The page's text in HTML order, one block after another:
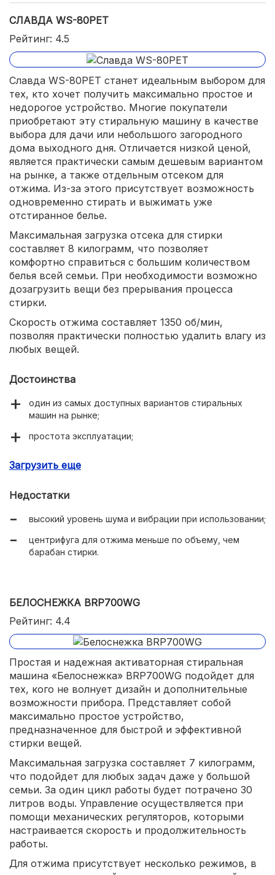
СЛАВДА WS-80PET
Рейтинг: 4.5
Славда WS-80PET станет идеальным выбором для
тех, кто хочет получить максимально простое и
недорогое устройство. Многие покупатели
приобретают эту стиральную машину в качестве
выбора для дачи или небольшого загородного
дома выходного дня. Отличается низкой ценой,
является практически самым дешевым вариантом
на рынке, а также отдельным отсеком для
отжима. Из-за этого присутствует возможность
одновременно стирать и выжимать уже
отстиранное белье.
Максимальная загрузка отсека для стирки
составляет 8 килограмм, что позволяет
комфортно справиться с большим количеством
белья всей семьи. При необходимости возможно
дозагрузить вещи без прерывания процесса
стирки.
Скорость отжима составляет 1350 об/мин,
позволяя практически полностью удалить влагу из
любых вещей.
Достоинства
один из самых доступных вариантов стиральных
машин на рынке;
простота эксплуатации;
Загрузить еще
Недостатки
высокий уровень шума и вибрации при использовании;
центрифуга для отжима меньше по объему, чем
барабан стирки.
БЕЛОСНЕЖКА BRP700WG
Рейтинг: 4.4
Простая и надежная активаторная стиральная
машина «Белоснежка» BRP700WG подойдет для
тех, кого не волнует дизайн и дополнительные
возможности прибора. Представляет собой
максимально простое устройство,
предназначенное для быстрой и эффективной
стирки вещей.
Максимальная загрузка составляет 7 килограмм,
что подойдет для любых задач даже у большой
семьи. За один цикл работы будет потрачено 30
литров воды. Управление осуществляется при
помощи механических регуляторов, которыми
настраивается скорость и продолжительность
работы.
Для отжима присутствует несколько режимов, в